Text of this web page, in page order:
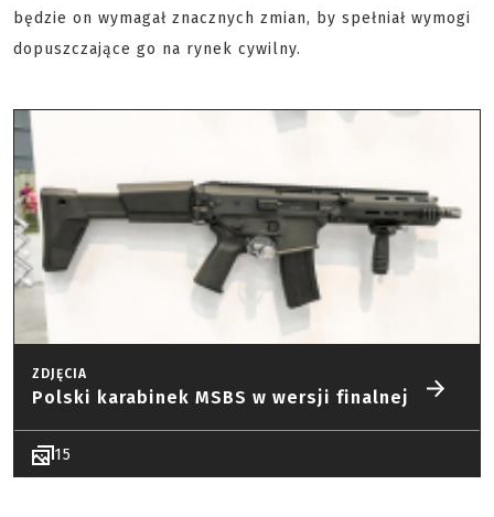
będzie on wymagał znacznych zmian, by spełniał wymogi
dopuszczające go na rynek cywilny.
ZDJĘCIA
Polski karabinek MSBS w wersji finalnej
15